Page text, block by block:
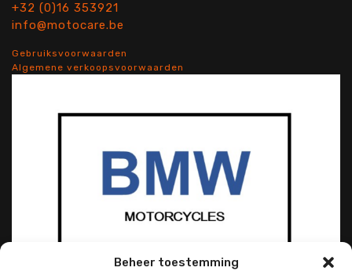
Beheer toestemming
+32 (0)16 353921
info@motocare.be
Gebruiksvoorwaarden
Algemene verkoopsvoorwaarden